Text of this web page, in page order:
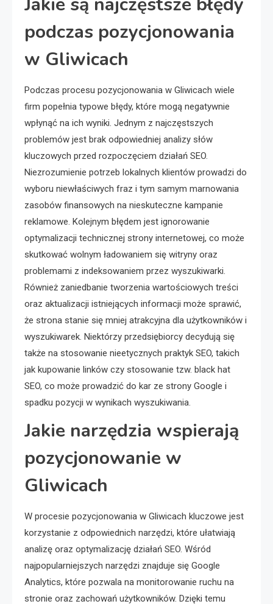
podczas pozycjonowania
w Gliwicach
Podczas procesu pozycjonowania w Gliwicach wiele
firm popełnia typowe błędy, które mogą negatywnie
wpłynąć na ich wyniki. Jednym z najczęstszych
problemów jest brak odpowiedniej analizy słów
kluczowych przed rozpoczęciem działań SEO.
Niezrozumienie potrzeb lokalnych klientów prowadzi do
wyboru niewłaściwych fraz i tym samym marnowania
zasobów finansowych na nieskuteczne kampanie
reklamowe. Kolejnym błędem jest ignorowanie
optymalizacji technicznej strony internetowej, co może
skutkować wolnym ładowaniem się witryny oraz
problemami z indeksowaniem przez wyszukiwarki.
Również zaniedbanie tworzenia wartościowych treści
oraz aktualizacji istniejących informacji może sprawić,
że strona stanie się mniej atrakcyjna dla użytkowników i
wyszukiwarek. Niektórzy przedsiębiorcy decydują się
także na stosowanie nieetycznych praktyk SEO, takich
jak kupowanie linków czy stosowanie tzw. black hat
SEO, co może prowadzić do kar ze strony Google i
spadku pozycji w wynikach wyszukiwania.
Jakie narzędzia wspierają
pozycjonowanie w
Gliwicach
W procesie pozycjonowania w Gliwicach kluczowe jest
korzystanie z odpowiednich narzędzi, które ułatwiają
analizę oraz optymalizację działań SEO. Wśród
najpopularniejszych narzędzi znajduje się Google
Analytics, które pozwala na monitorowanie ruchu na
stronie oraz zachowań użytkowników. Dzięki temu